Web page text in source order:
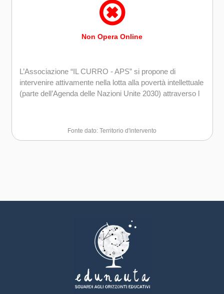
Non Opera Online
L’Associazione “IL CURRO - APS” si propone di
intervenire attivamente nella lotta alla povertà intellettuale
(parte dell’Agenda delle Nazioni Unite 2030) attraverso l
Fonte dato: Territorio d'intervento